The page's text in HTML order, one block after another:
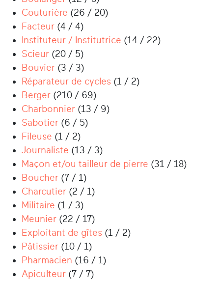
Couturière (26 / 20)
Facteur (4 / 4)
Instituteur / Institutrice (14 / 22)
Scieur (20 / 5)
Bouvier (3 / 3)
Réparateur de cycles (1 / 2)
Berger (210 / 69)
Charbonnier (13 / 9)
Sabotier (6 / 5)
Fileuse (1 / 2)
Journaliste (13 / 3)
Maçon et/ou tailleur de pierre (31 / 18)
Boucher (7 / 1)
Charcutier (2 / 1)
Militaire (1 / 3)
Meunier (22 / 17)
Exploitant de gîtes (1 / 2)
Pâtissier (10 / 1)
Pharmacien (16 / 1)
Apiculteur (7 / 7)